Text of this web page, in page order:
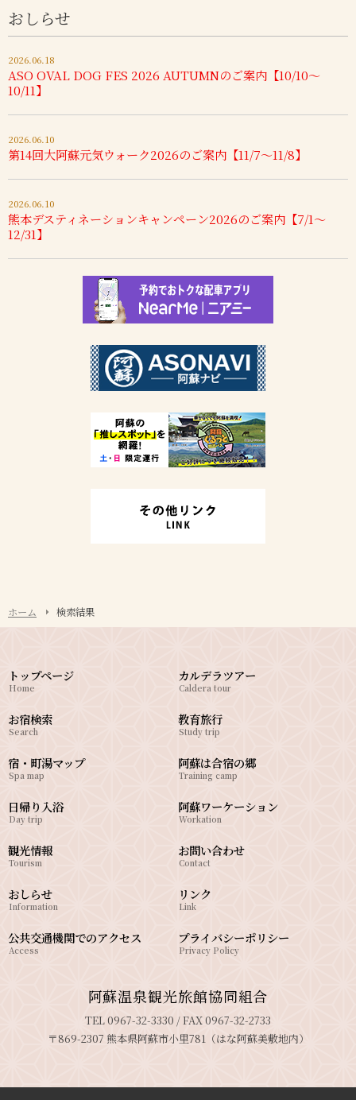
おしらせ
2026.06.18
ASO OVAL DOG FES 2026 AUTUMNのご案内【10/10～
10/11】
2026.06.10
第14回大阿蘇元気ウォーク2026のご案内【11/7～11/8】
2026.06.10
熊本デスティネーションキャンペーン2026のご案内【7/1～
12/31】
ホーム 検索結果
トップページ
Home
お宿検索
Search
宿・町湯マップ
Spa map
日帰り入浴
Day trip
カルデラツアー
Caldera tour
教育旅行
Study trip
阿蘇は合宿の郷
Training camp
阿蘇ワーケーション
Workation
観光情報
Tourism
おしらせ
Information
公共交通機関でのアクセス
Access
お問い合わせ
Contact
リンク
Link
プライバシーポリシー
Privacy Policy
阿蘇温泉観光旅館協同組合
TEL 0967-32-3330 / FAX 0967-32-2733
〒869-2307 熊本県阿蘇市小里781（はな阿蘇美敷地内）